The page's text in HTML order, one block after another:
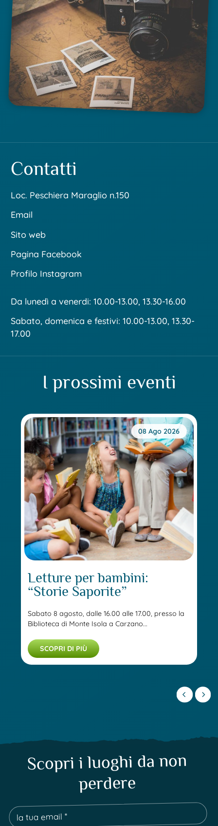
Contatti
Loc. Peschiera Maraglio n.150
Email
Sito web
Pagina Facebook
Profilo Instagram
Da lunedì a venerdi: 10.00-13.00, 13.30-16.00
Sabato, domenica e festivi: 10.00-13.00, 13.30-
17.00
I prossimi eventi
08 Ago 2026
Letture per bambini:
“Storie Saporite”
Sabato 8 agosto, dalle 16.00 alle 17.00, presso la
Biblioteca di Monte Isola a Carzano...
SCOPRI DI PIÙ
Scopri i luoghi da non
perdere